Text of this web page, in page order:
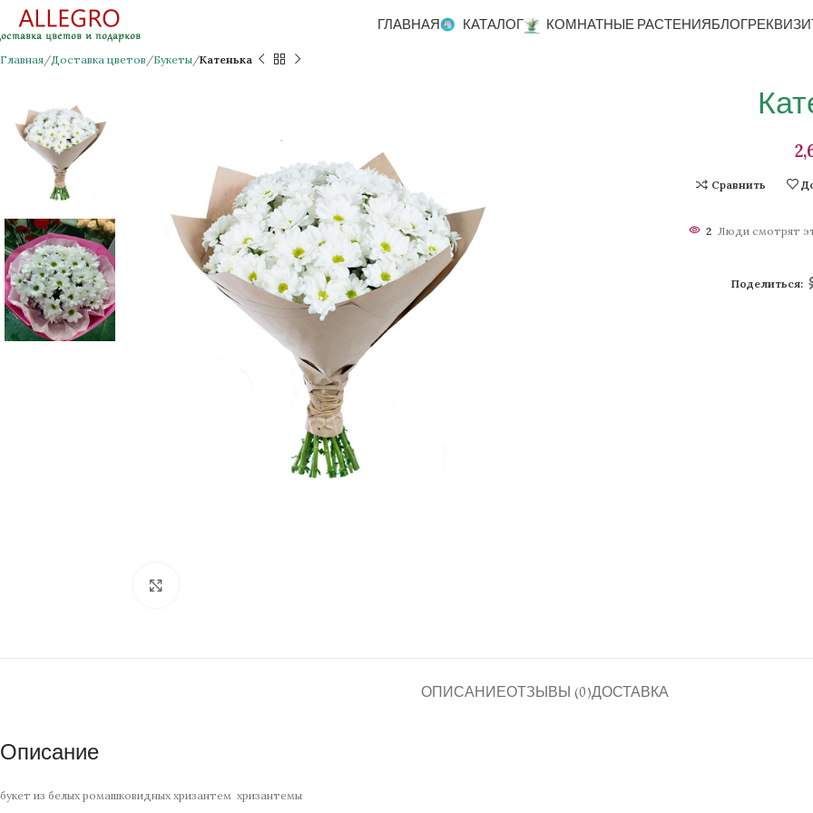
ГЛАВНАЯ КАТАЛОГ КОМНАТНЫЕ РАСТЕНИЯ БЛОГ
Главная Доставка цветов Букеты Катенька
Сравнить
2 Люди смотрят
Поделиться:
ОПИСАНИЕОТЗЫВЫ (0)ДОСТАВКА
Описание
букет из белых ромашковидных хризантем хризантемы